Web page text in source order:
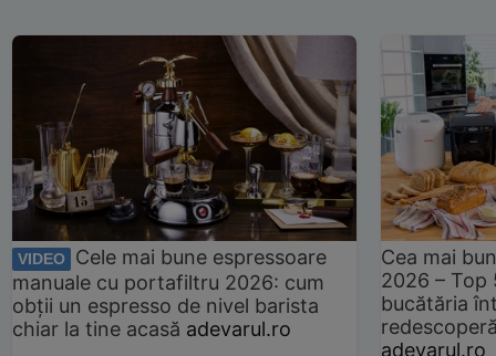
VIDEO
Cele mai bune espressoare
manuale cu portafiltru 2026: cum
obții un espresso de nivel barista
chiar la tine acasă adevarul.ro
Cea mai
2026 –
bucătăria
adevarul.ro